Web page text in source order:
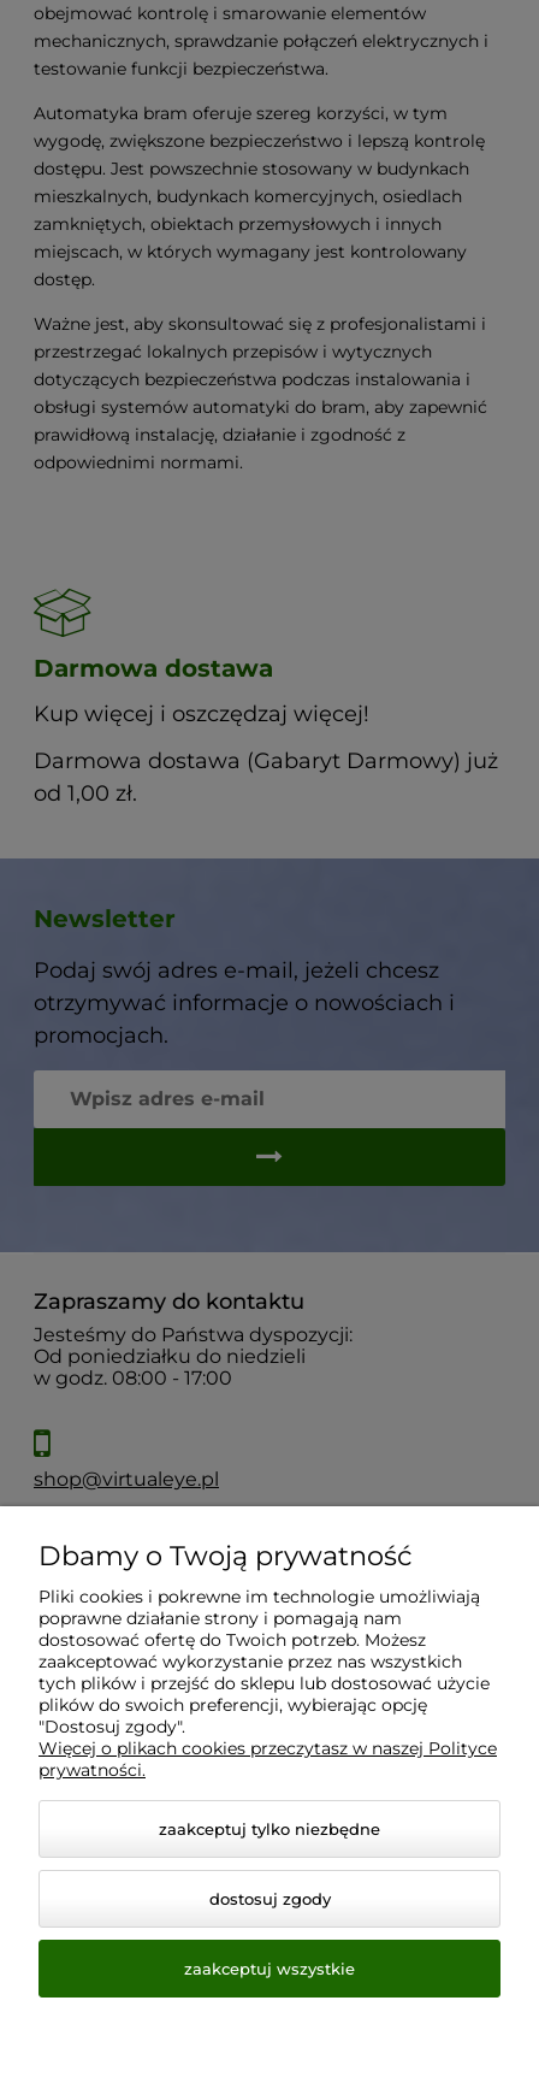
obejmować kontrolę i smarowanie elementów
mechanicznych, sprawdzanie połączeń elektrycznych i
testowanie funkcji bezpieczeństwa.
Automatyka bram oferuje szereg korzyści, w tym
wygodę, zwiększone bezpieczeństwo i lepszą kontrolę
dostępu. Jest powszechnie stosowany w budynkach
mieszkalnych, budynkach komercyjnych, osiedlach
zamkniętych, obiektach przemysłowych i innych
miejscach, w których wymagany jest kontrolowany
dostęp.
Ważne jest, aby skonsultować się z profesjonalistami i
przestrzegać lokalnych przepisów i wytycznych
dotyczących bezpieczeństwa podczas instalowania i
obsługi systemów automatyki do bram, aby zapewnić
prawidłową instalację, działanie i zgodność z
odpowiednimi normami.
Darmowa dostawa
Kup więcej i oszczędzaj więcej!
Darmowa dostawa (Gabaryt Darmowy) już
od 1,00 zł.
Newsletter
Podaj swój adres e-mail, jeżeli chcesz
otrzymywać informacje o nowościach i
promocjach.
Zapraszamy do kontaktu
Jesteśmy do Państwa dyspozycji:
Od poniedziałku do niedzieli
w godz. 08:00 - 17:00
shop@virtualeye.pl
Moje konto
Płatności i dostawa
Informacje
O nas
Dbamy o Twoją prywatność
Pliki cookies i pokrewne im technologie umożliwiają
poprawne działanie strony i pomagają nam
dostosować ofertę do Twoich potrzeb. Możesz
zaakceptować wykorzystanie przez nas wszystkich
tych plików i przejść do sklepu lub dostosować użycie
plików do swoich preferencji, wybierając opcję
"Dostosuj zgody".
Więcej o plikach cookies przeczytasz w naszej Polityce
prywatności.
zaakceptuj tylko niezbędne
dostosuj zgody
zaakceptuj wszystkie